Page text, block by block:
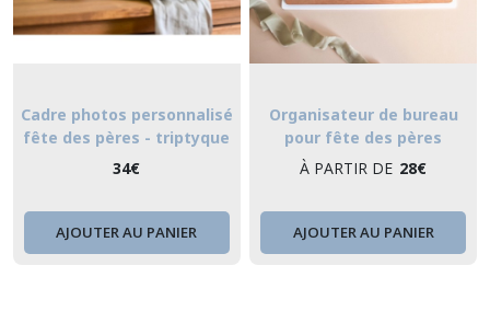
Cadre photos personnalisé
fête des pères - triptyque
34€
AJOUTER AU PANIER
Organisateur de bureau
pour fête des pères
À PARTIR DE 28€
AJOUTER AU PANIER